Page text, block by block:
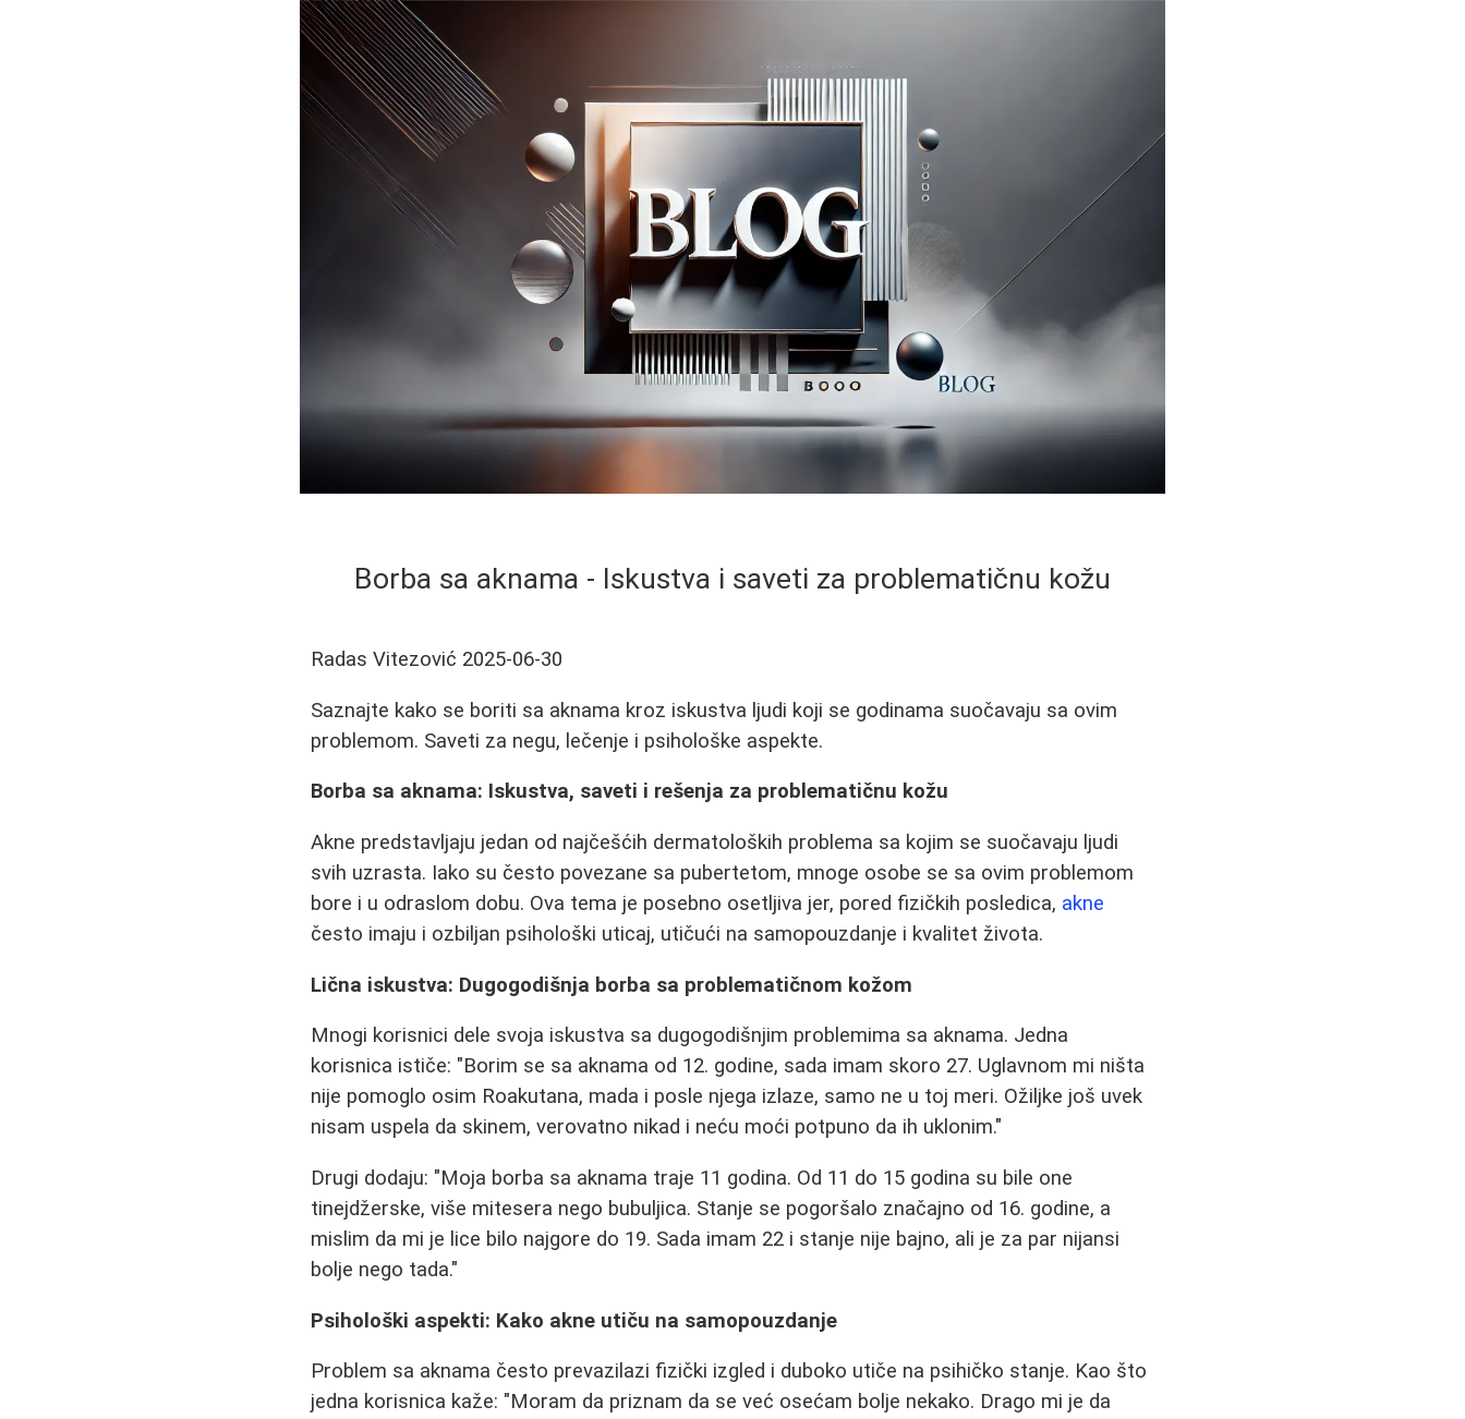
Borba sa aknama - Iskustva i saveti za problematičnu kožu
Radas Vitezović 2025-06-30
Saznajte kako se boriti sa aknama kroz iskustva ljudi koji se godinama suočavaju sa ovim
problemom. Saveti za negu, lečenje i psihološke aspekte.
Borba sa aknama: Iskustva, saveti i rešenja za problematičnu kožu
Akne predstavljaju jedan od najčešćih dermatoloških problema sa kojim se suočavaju ljudi
svih uzrasta. Iako su često povezane sa pubertetom, mnoge osobe se sa ovim problemom
bore i u odraslom dobu. Ova tema je posebno osetljiva jer, pored fizičkih posledica, akne
često imaju i ozbiljan psihološki uticaj, utičući na samopouzdanje i kvalitet života.
Lična iskustva: Dugogodišnja borba sa problematičnom kožom
Mnogi korisnici dele svoja iskustva sa dugogodišnjim problemima sa aknama. Jedna
korisnica ističe: "Borim se sa aknama od 12. godine, sada imam skoro 27. Uglavnom mi ništa
nije pomoglo osim Roakutana, mada i posle njega izlaze, samo ne u toj meri. Ožiljke još uvek
nisam uspela da skinem, verovatno nikad i neću moći potpuno da ih uklonim."
Drugi dodaju: "Moja borba sa aknama traje 11 godina. Od 11 do 15 godina su bile one
tinejdžerske, više mitesera nego bubuljica. Stanje se pogoršalo značajno od 16. godine, a
mislim da mi je lice bilo najgore do 19. Sada imam 22 i stanje nije bajno, ali je za par nijansi
bolje nego tada."
Psihološki aspekti: Kako akne utiču na samopouzdanje
Problem sa aknama često prevazilazi fizički izgled i duboko utiče na psihičko stanje. Kao što
jedna korisnica kaže: "Moram da priznam da se već osećam bolje nekako. Drago mi je da